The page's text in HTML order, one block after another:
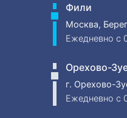
Фили
Москва,
Ежедневно c
Орехово-
г. Орехово-
Ежедневно c